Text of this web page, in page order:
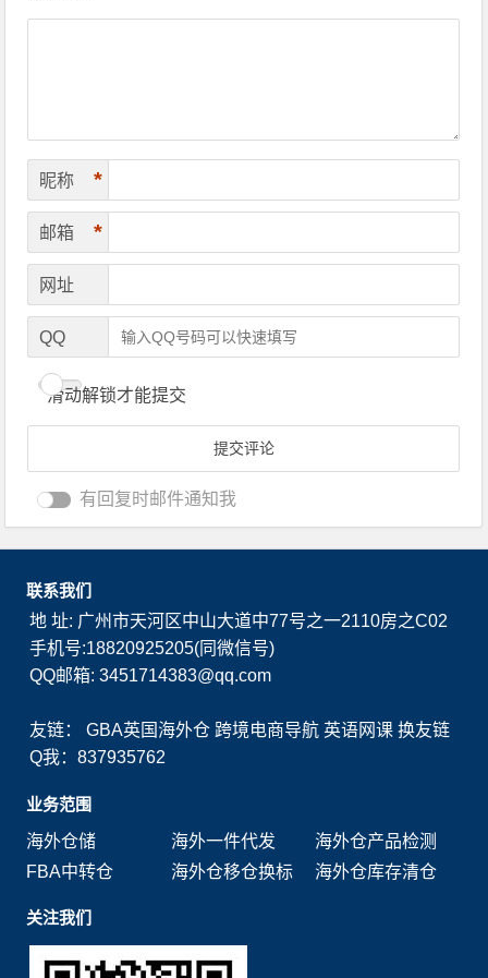
昵称 *
邮箱 *
网址
QQ
滑动解锁才能提交
有回复时邮件通知我
联系我们
地 址: 广州市天河区中山大道中77号之一2110房之C02
手机号:18820925205(同微信号)
QQ邮箱: 3451714383@qq.com
友链：GBA英国海外仓 跨境电商导航 英语网课 换友链
Q我：837935762
业务范围
海外仓储
海外一件代发
海外仓产品检测
FBA中转仓
海外仓移仓换标 海外仓库存清仓
关注我们